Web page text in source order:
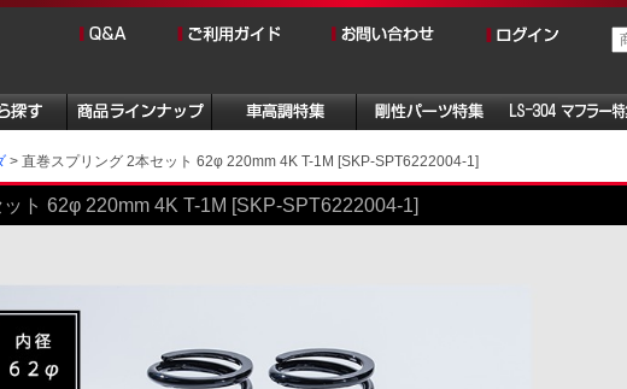
直巻スプリング 2本セット 62φ 220mm 4K T-1M [SKP-SPT6222004-1]
ト 62φ 220mm 4K T-1M [SKP-SPT6222004-1]